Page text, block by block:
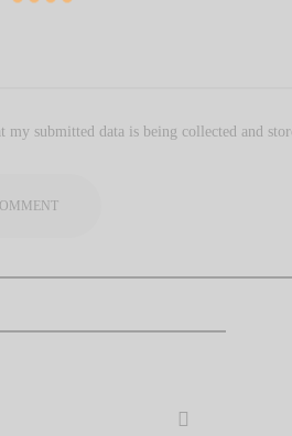
my submitted data is being collected and